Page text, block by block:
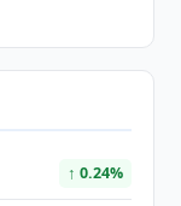
↑ 0.24%